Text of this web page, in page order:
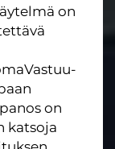
on
on
katsoja